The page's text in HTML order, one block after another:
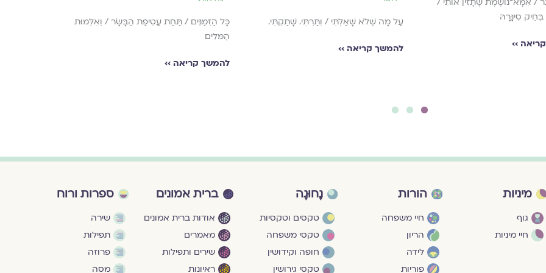
סִינָּרָהּ
››
עַל מָה שֶׁלֹּא שָׁאַלְתִּי / וִתַּרְתִּי. שָׁתַקְתִּי.
להמשך קריאה ››
כָּל הַזְּמַנִּים / תַּחַת עֲטִיפַת הַבָּשָׂר / וְאִלְּמוּת
הַמִּלִּים
להמשך קריאה ››
1
מיניות
גוף
חיי מיניות
הורות
חיי משפחה
הריון
לידה
פוריות
נָחוּגָה
טקסים וטקסיות
טקסי משפחה
חופה וקידושין
טקסי גירושין
ברית אמונים
אודות ברית אמונים
מאמרים
שירים ותפילות
ראיונות
ספרות ורוח
שירה
תפילות
פרוזה
מסה